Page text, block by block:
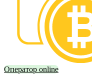
Оператор online